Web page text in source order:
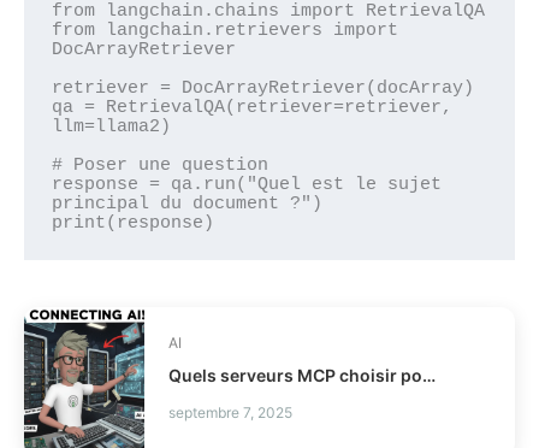
from langchain.chains import RetrievalQA
from langchain.retrievers import
DocArrayRetriever
retriever = DocArrayRetriever(docArray)
qa = RetrievalQA(retriever=retriever,
llm=llama2)
# Poser une question
response = qa.run("Quel est le sujet
principal du document ?")
AI
Quels serveurs MCP choisir pour vos agents IA ?
septembre 7, 2025